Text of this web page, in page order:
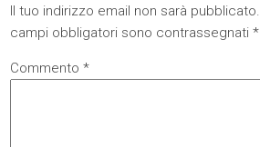
Il tuo indirizzo email non sarà pubblicato.
campi obbligatori sono contrassegnati*
Commento*